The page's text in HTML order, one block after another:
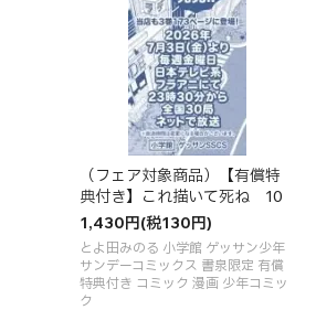
（フェア対象商品）【有償特
典付き】これ描いて死ね 10
1,430円(税130円)
とよ田みのる 小学館 ゲッサン少年
サンデーコミックス 書泉限定 有償
特典付き コミック 漫画 少年コミッ
ク